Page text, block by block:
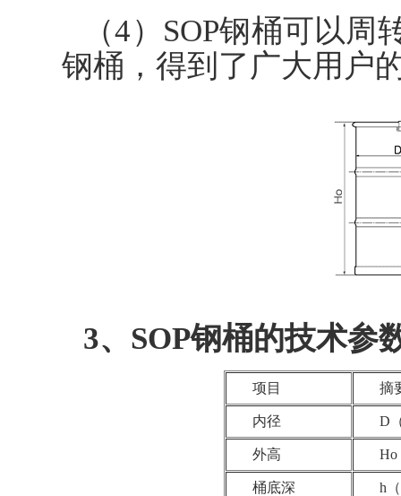
（4）SOP钢桶可以
钢桶，得到了广大用户
3、SOP钢桶的技术参
项目 摘
内径 D
外高 Ho
桶底深 h